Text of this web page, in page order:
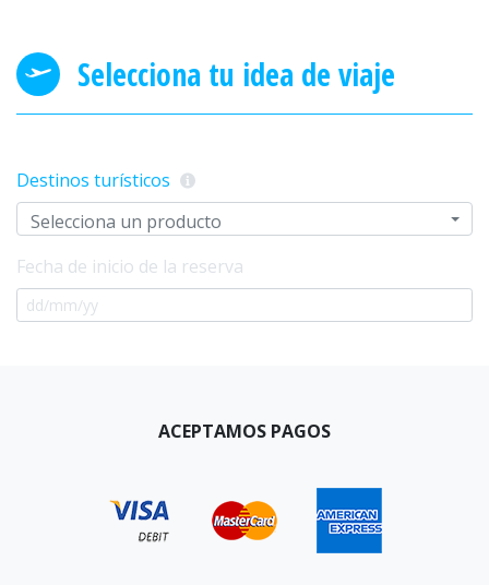
Selecciona tu idea de viaje
Destinos turísticos
Selecciona un producto
Fecha de inicio de la reserva
ACEPTAMOS PAGOS